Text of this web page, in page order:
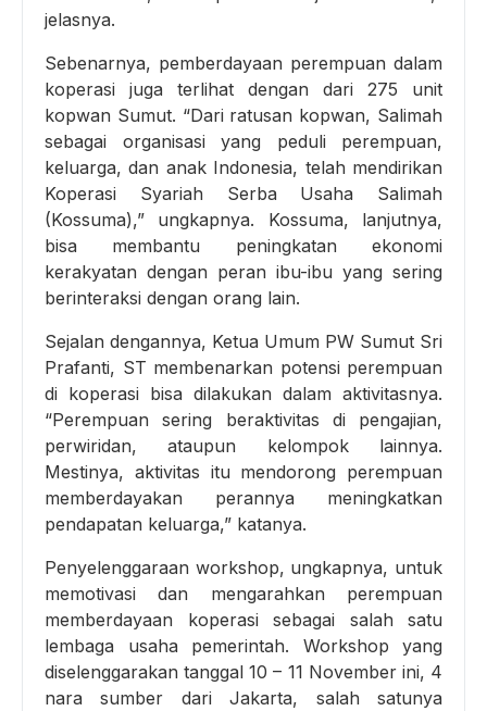
jelasnya.
Sebenarnya, pemberdayaan perempuan dalam
koperasi juga terlihat dengan dari 275 unit
kopwan Sumut. “Dari ratusan kopwan, Salimah
sebagai organisasi yang peduli perempuan,
keluarga, dan anak Indonesia, telah mendirikan
Koperasi Syariah Serba Usaha Salimah
(Kossuma),” ungkapnya. Kossuma, lanjutnya,
bisa membantu peningkatan ekonomi
kerakyatan dengan peran ibu-ibu yang sering
berinteraksi dengan orang lain.
Sejalan dengannya, Ketua Umum PW Sumut Sri
Prafanti, ST membenarkan potensi perempuan
di koperasi bisa dilakukan dalam aktivitasnya.
“Perempuan sering beraktivitas di pengajian,
perwiridan, ataupun kelompok lainnya.
Mestinya, aktivitas itu mendorong perempuan
memberdayakan perannya meningkatkan
pendapatan keluarga,” katanya.
Penyelenggaraan workshop, ungkapnya, untuk
memotivasi dan mengarahkan perempuan
memberdayaan koperasi sebagai salah satu
lembaga usaha pemerintah. Workshop yang
diselenggarakan tanggal 10 – 11 November ini, 4
nara sumber dari Jakarta, salah satunya